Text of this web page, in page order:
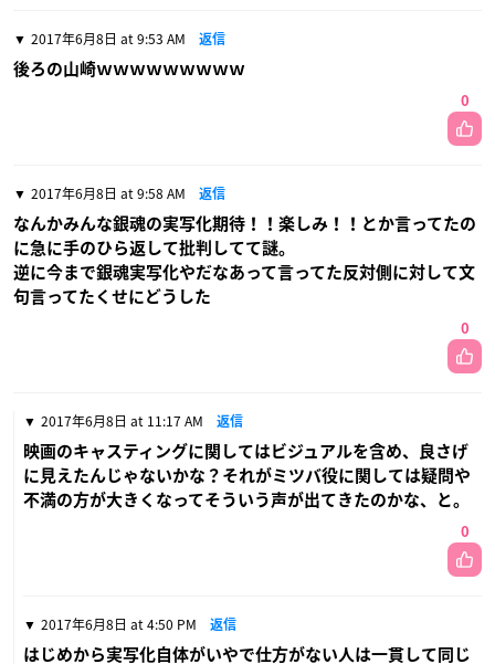
2017年6月8日 at 9:53 AM 返信
後ろの山崎ｗｗｗｗｗｗｗｗｗ
0
2017年6月8日 at 9:58 AM 返信
なんかみんな銀魂の実写化期待！！楽しみ！！とか言ってたの
に急に手のひら返して批判してて謎。
逆に今まで銀魂実写化やだなあって言ってた反対側に対して文
句言ってたくせにどうした
0
2017年6月8日 at 11:17 AM 返信
映画のキャスティングに関してはビジュアルを含め、良さげ
に見えたんじゃないかな？それがミツバ役に関しては疑問や
不満の方が大きくなってそういう声が出てきたのかな、と。
0
2017年6月8日 at 4:50 PM 返信
はじめから実写化自体がいやで仕方がない人は一貫して同じ